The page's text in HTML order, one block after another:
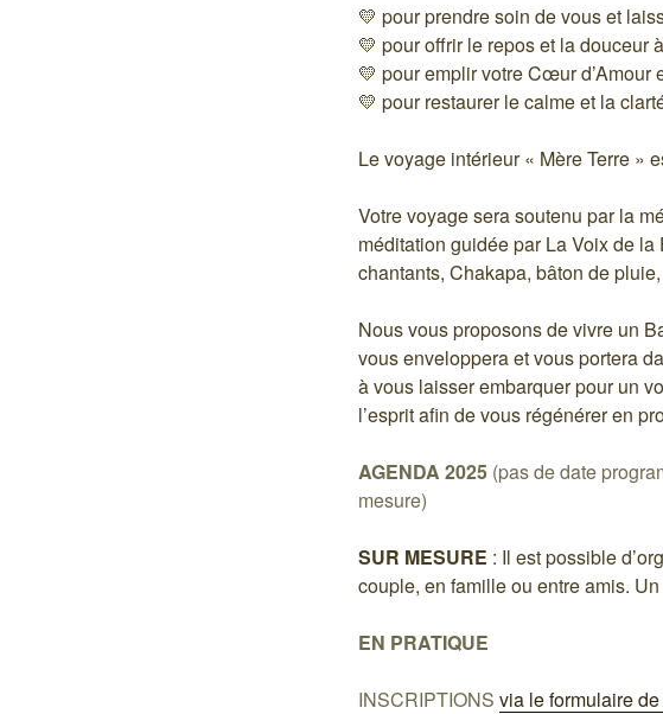
💛 pour prendre soin de vous et
💛 pour offrir le repos et la douceur
💛 pour emplir votre Cœur d’Amour
💛 pour restaurer le calme et la
Le voyage intérieur « Mère Terre »
Votre voyage sera soutenu par la
méditation guidée par La Voix de
chantants, Chakapa, bâton de
Nous vous proposons de vivre un
vous enveloppera et vous portera
à vous laisser embarquer pour un
l’esprit afin de vous régénérer en
AGENDA 2025 (pas de date
mesure)
SUR MESURE : Il est possible
couple, en famille ou entre amis.
EN PRATIQUE
INSCRIPTIONS via le formulaire